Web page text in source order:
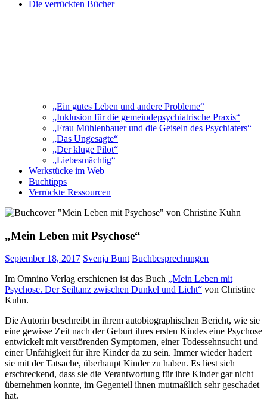
Die verrückten Bücher
„Ein gutes Leben und andere Probleme“
„Inklusion für die gemeindepsychiatrische Praxis“
„Frau Mühlenbauer und die Geiseln des Psychiaters“
„Das Ungesagte“
„Der kluge Pilot“
„Liebesmächtig“
Werkstücke im Web
Buchtipps
Verrückte Ressourcen
„Mein Leben mit Psychose“
September 18, 2017 Svenja Bunt Buchbesprechungen
Im Omnino Verlag erschienen ist das Buch „Mein Leben mit
Psychose. Der Seiltanz zwischen Dunkel und Licht“ von Christine
Kuhn.
Die Autorin beschreibt in ihrem autobiographischen Bericht, wie sie
eine gewisse Zeit nach der Geburt ihres ersten Kindes eine Psychose
entwickelt mit verstörenden Symptomen, einer Todessehnsucht und
einer Unfähigkeit für ihre Kinder da zu sein. Immer wieder hadert
sie mit der Tatsache, überhaupt Kinder zu haben. Es liest sich
erschreckend, dass sie die Verantwortung für ihre Kinder gar nicht
übernehmen konnte, im Gegenteil ihnen mutmaßlich sehr geschadet
hat.